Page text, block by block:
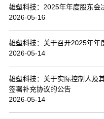
联系我们
雄塑科技：2025年年度股东会
2026-05-16
雄塑科技：关于召开2025年年
2026-05-14
雄塑科技：关于实际控制人及
签署补充协议的公告
2026-05-14